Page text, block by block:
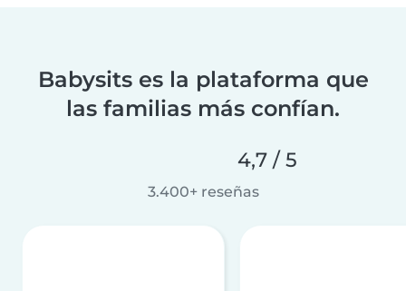
Babysits es la plataforma que
las familias más confían.
4,7 / 5
3.400+ reseñas